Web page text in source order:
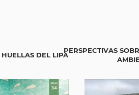
HUELLAS DEL LIPA
PERSPECTIVAS